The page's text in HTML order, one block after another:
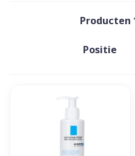
Producten
Sorteer op: